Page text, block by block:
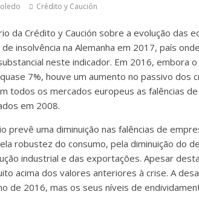
Crédito y Caución
da Crédito y Caución sobre a evolução das
insolvência na Alemanha em 2017, país
neste indicador. Em 2016, embora
7%, houve um aumento no passivo
todos os mercados europeus as falências
em 2008.
prevê uma diminuição nas falências de
robustez do consumo, pela diminuição do
industrial e das exportações. Apesar
acima dos valores anteriores à crise. A
de 2016, mas os seus níveis de